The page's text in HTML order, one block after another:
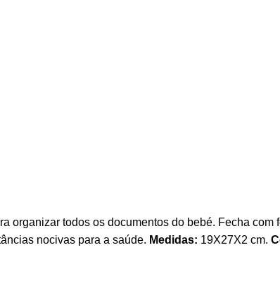
organizar todos os documentos do bebé. Fecha com
nocivas para a saúde. Medidas: 19X27X2 cm.